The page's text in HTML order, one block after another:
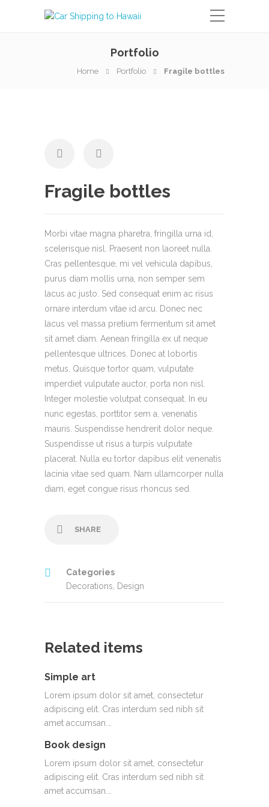
Portfolio
Home Portfolio Fragile bottles
Fragile bottles
Morbi vitae magna pharetra, fringilla urna id,
scelerisque nisl. Praesent non laoreet nulla.
Cras pellentesque, mi vel vehicula dapibus,
purus diam mollis urna, non semper sem
lacus ac justo. Sed consequat enim ac risus
ornare interdum vitae id arcu. Donec nec
lacus vel massa pretium fermentum sit amet
sit amet diam. Aenean fringilla ex ut neque
pellentesque ultrices. Donec at lobortis
metus. Quisque tortor quam, vulputate
imperdiet vulputate auctor, porta non nisl.
Integer molestie volutpat consequat. In eu
nunc egestas, porttitor sem a, venenatis
mauris. Suspendisse hendrerit dolor neque.
Suspendisse ut risus a turpis vulputate
placerat. Nulla eu tortor dapibus elit venenatis
lacinia vitae sed quam. Nam ullamcorper nulla
diam, eget congue risus rhoncus sed.
SHARE
Categories
Decorations
Design
Related items
Simple art
Lorem ipsum dolor sit amet, consectetur
adipiscing elit. Cras interdum sed nibh sit
amet accumsan.…
Book design
Lorem ipsum dolor sit amet, consectetur
adipiscing elit. Cras interdum sed nibh sit
amet accumsan.…